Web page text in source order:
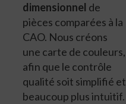
dimensionnel de
pièces comparées à la
CAO. Nous créons
une carte de couleurs,
afin que le contrôle
qualité soit simplifié et
beaucoup plus intuitif.